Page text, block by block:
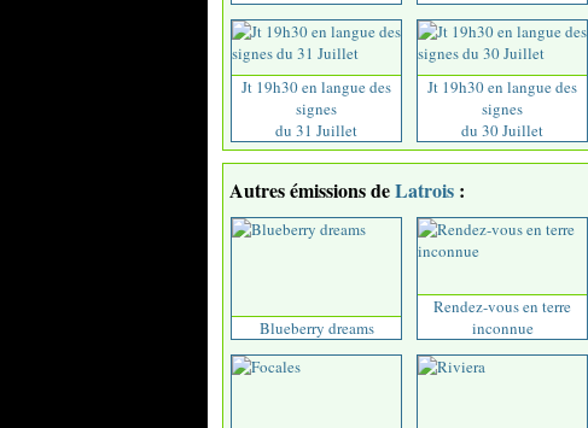
Jt 19h30 en langue des
signes
du 31 Juillet
Jt 19h30 en langue des
signes
du 30 Juillet
Autres émissions deLatrois :
Blueberry dreams
Rendez-vous en terre
inconnue